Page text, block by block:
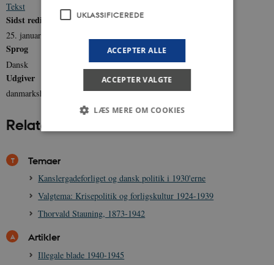
Tekst
Sidst redigeret
25. januar 2013
Sprog
Dansk
Udgiver
danmarkshistorien.dk
Relateret indhold
Temaer
Kanslergadeforliget og dansk politik i 1930'erne
Valgtema: Krisepolitik og forligskultur 1924-1939
Thorvald Stauning, 1873-1942
Artikler
Illegale blade 1940-1945
UKLASSIFICEREDE
ACCEPTER ALLE
ACCEPTER VALGTE
LÆS MERE OM COOKIES
Nødvendige cookies hjælper med at gøre
grundlæggende funktioner som navigation mm.
cookies.
Navn